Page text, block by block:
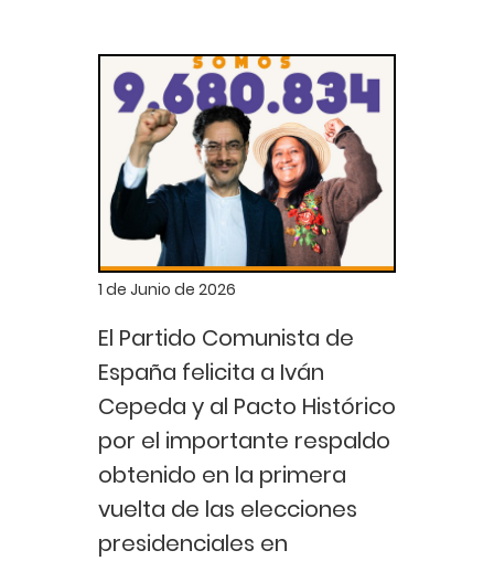
1 de Junio de 2026
El Partido Comunista de
España felicita a Iván
Cepeda y al Pacto Histórico
por el importante respaldo
obtenido en la primera
vuelta de las elecciones
presidenciales en